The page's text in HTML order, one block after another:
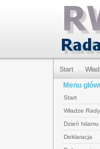
Start
Menu
Start
Władze Rady
Dzień Islamu
Deklaracja